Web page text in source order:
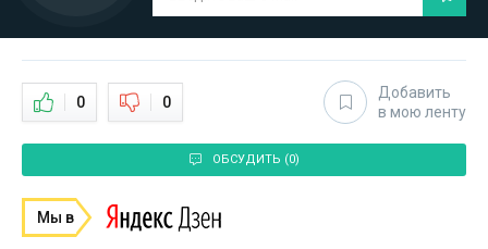
0 0
Добавить
в мою ленту
ОБСУДИТЬ (0)
Мы в